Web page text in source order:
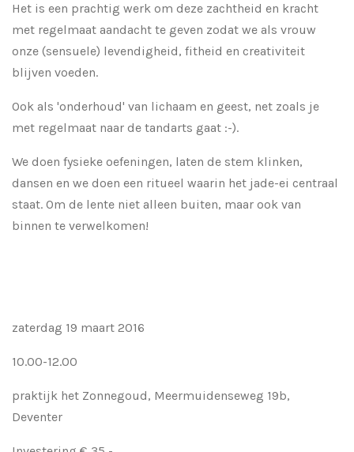
Het is een prachtig werk om deze zachtheid en kracht
met regelmaat aandacht te geven zodat we als vrouw
onze (sensuele) levendigheid, fitheid en creativiteit
blijven voeden.
Ook als 'onderhoud' van lichaam en geest, net zoals je
met regelmaat naar de tandarts gaat :-).
We doen fysieke oefeningen, laten de stem klinken,
dansen en we doen een ritueel waarin het jade-ei centraal
staat. Om de lente niet alleen buiten, maar ook van
binnen te verwelkomen!
zaterdag 19 maart 2016
10.00-12.00
praktijk het Zonnegoud, Meermuidenseweg 19b,
Deventer